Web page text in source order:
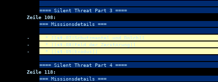
==== Silent Threat Part 3 ====
Zeile 108:
=== Missionsdetails ===
- * [[ st -07|Schutzmantel und Dolch]]
-
* [[ st -08|Feld der Zerstörung]]
-
* [[ st -09|Exodus]]
==== Silent Threat Part 4 ====
Zeile 118:
=== Missionsdetails ===